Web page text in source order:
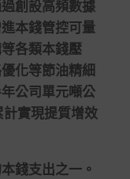
創設高頻數據
本錢管控可量
各類本錢壓
化等節油精細
公司單元噸公
實現提質增效
錢支出之一。